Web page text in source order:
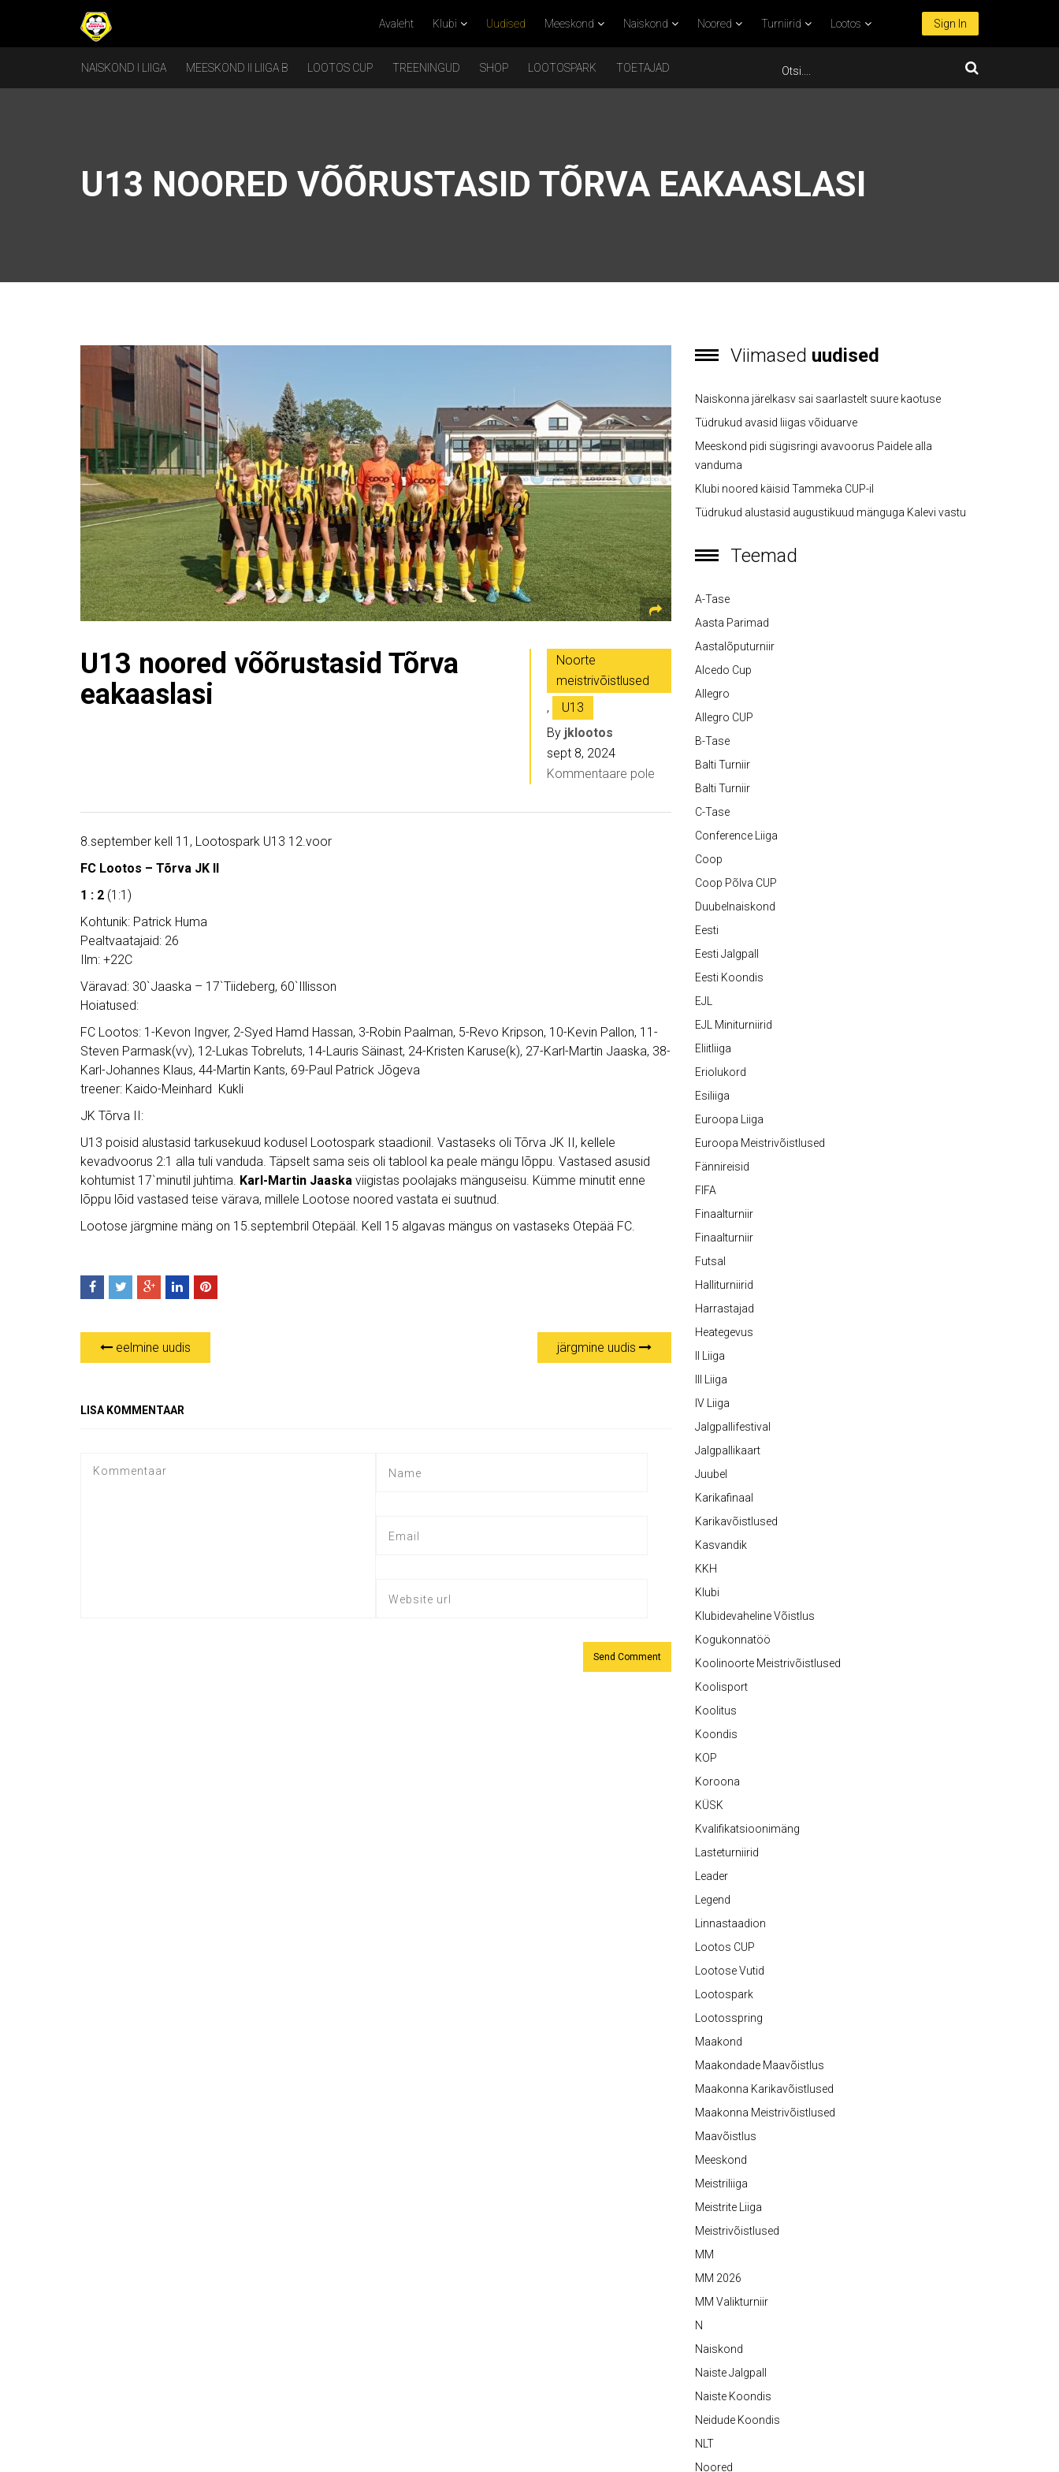
Avaleht Klubi Uudised Meeskond Naiskond Noored Turniirid Lootos Sign In
NAISKOND I LIIGA MEESKOND II LIIGA B LOOTOS CUP TREENINGUD SHOP LOOTOSPARK TOETAJAD
U13 NOORED VÕÕRUSTASID TÕRVA EAKAASLASI
U13 noored võõrustasid Tõrva
eakaaslasi
Noorte
meistrivõistlused
,
U13
By jklootos
sept 8, 2024
Kommentaare pole
8.september kell 11, Lootospark U13 12.voor
FC Lootos – Tõrva JK II
1 : 2 (1:1)
Kohtunik: Patrick Huma
Pealtvaatajaid: 26
Ilm: +22C
Väravad: 30`Jaaska – 17`Tiideberg, 60`Illisson
Hoiatused:
FC Lootos: 1-Kevon Ingver, 2-Syed Hamd Hassan, 3-Robin Paalman, 5-Revo Kripson, 10-Kevin Pallon, 11-
Steven Parmask(vv), 12-Lukas Tobreluts, 14-Lauris Säinast, 24-Kristen Karuse(k), 27-Karl-Martin Jaaska, 38-
Karl-Johannes Klaus, 44-Martin Kants, 69-Paul Patrick Jõgeva
treener: Kaido-Meinhard Kukli
JK Tõrva II:
U13 poisid alustasid tarkusekuud kodusel Lootospark staadionil. Vastaseks oli Tõrva JK II, kellele
kevadvoorus 2:1 alla tuli vanduda. Täpselt sama seis oli tablool ka peale mängu lõppu. Vastased asusid
kohtumist 17`minutil juhtima. Karl-Martin Jaaska viigistas poolajaks mänguseisu. Kümme minutit enne
lõppu lõid vastased teise värava, millele Lootose noored vastata ei suutnud.
Lootose järgmine mäng on 15.septembril Otepääl. Kell 15 algavas mängus on vastaseks Otepää FC.
eelmine uudis järgmine uudis
LISA KOMMENTAAR
Viimased uudised
Naiskonna järelkasv sai saarlastelt suure kaotuse
Tüdrukud avasid liigas võiduarve
Meeskond pidi sügisringi avavoorus Paidele alla
vanduma
Klubi noored käisid Tammeka CUP-il
Tüdrukud alustasid augustikuud mänguga Kalevi vastu
Teemad
A-Tase
Aasta Parimad
Aastalõputurniir
Alcedo Cup
Allegro
Allegro CUP
B-Tase
Balti Turniir
Balti Turniir
C-Tase
Conference Liiga
Coop
Coop Põlva CUP
Duubelnaiskond
Eesti
Eesti Jalgpall
Eesti Koondis
EJL
EJL Miniturniirid
Eliitliiga
Eriolukord
Esiliiga
Euroopa Liiga
Euroopa Meistrivõistlused
Fännireisid
FIFA
Finaalturniir
Finaalturniir
Futsal
Halliturniirid
Harrastajad
Heategevus
II Liiga
III Liiga
IV Liiga
Jalgpallifestival
Jalgpallikaart
Juubel
Karikafinaal
Karikavõistlused
Kasvandik
KKH
Klubi
Klubidevaheline Võistlus
Kogukonnatöö
Koolinoorte Meistrivõistlused
Koolisport
Koolitus
Koondis
KOP
Koroona
KÜSK
Kvalifikatsioonimäng
Lasteturniirid
Leader
Legend
Linnastaadion
Lootos CUP
Lootose Vutid
Lootospark
Lootosspring
Maakond
Maakondade Maavõistlus
Maakonna Karikavõistlused
Maakonna Meistrivõistlused
Maavõistlus
Meeskond
Meistriliiga
Meistrite Liiga
Meistrivõistlused
MM
MM 2026
MM Valikturniir
N
Naiskond
Naiste Jalgpall
Naiste Koondis
Neidude Koondis
NLT
Noored